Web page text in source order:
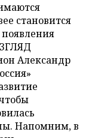
становится
Александр
Напомним, в